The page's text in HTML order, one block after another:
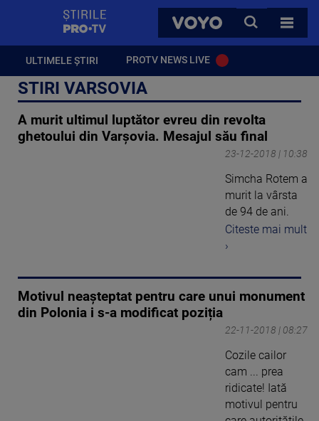
VOYO
CAUTA
TOATE
ULTIMELE ȘTIRI PROTV NEWS LIVE
STIRI VARSOVIA
A murit ultimul luptător evreu din revolta
ghetoului din Varşovia. Mesajul său final
23-12-2018 | 10:38
Simcha Rotem a
murit la vârsta
de 94 de ani.
Citeste mai mult
›
Motivul neașteptat pentru care unui monument
din Polonia i s-a modificat poziția
22-11-2018 | 08:27
Cozile cailor
cam ... prea
ridicate! Iată
motivul pentru